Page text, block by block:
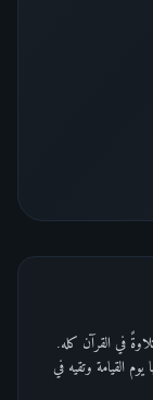
تلاوةً في القرآن كله.
القيامة وتقيه في